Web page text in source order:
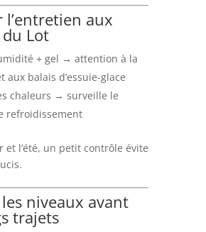
l’entretien aux
Lot
+ gel → attention à la
aux balais d’essuie-glace
chaleurs → surveille le
refroidissement
et l’été, un petit contrôle évite
niveaux avant
trajets